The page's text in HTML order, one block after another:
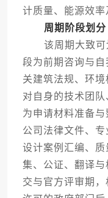
计质量、能源效率
周期阶段划分
该周期大致可
段为前期咨询与
关建筑法规、环
对自身的技术团
为申请材料准备
公司法律文件、
设计案例汇编、
集、公证、翻译
交与官方评审期